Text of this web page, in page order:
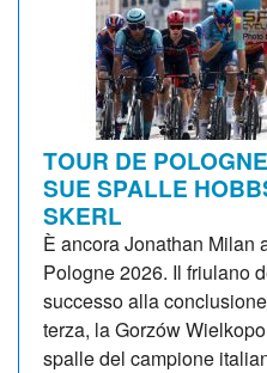
TOUR DE
SUE SPALLE
SKERL
È ancora Jonathan Milan
Pologne 2026. Il friulano
successo alla
terza, la Gorzów
spalle del campione